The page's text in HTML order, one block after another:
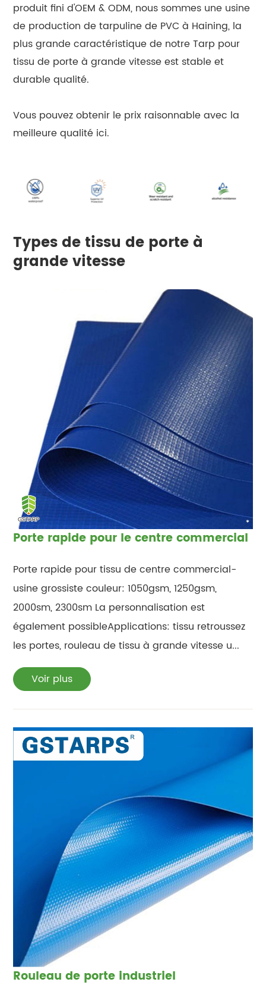
produit fini d'OEM & ODM, nous sommes une usine
de production de tarpuline de PVC à Haining, la
plus grande caractéristique de notre Tarp pour
tissu de porte à grande vitesse est stable et
durable qualité.
Vous pouvez obtenir le prix raisonnable avec la
meilleure qualité ici.
Types de tissu de porte à
grande vitesse
Porte rapide pour le centre commercial
Porte rapide pour tissu de centre commercial-
usine grossiste couleur: 1050gsm, 1250gsm,
2000sm, 2300sm La personnalisation est
également possibleApplications: tissu retroussez
les portes, rouleau de tissu à grande vitesse u...
Voir plus
Rouleau de porte industriel